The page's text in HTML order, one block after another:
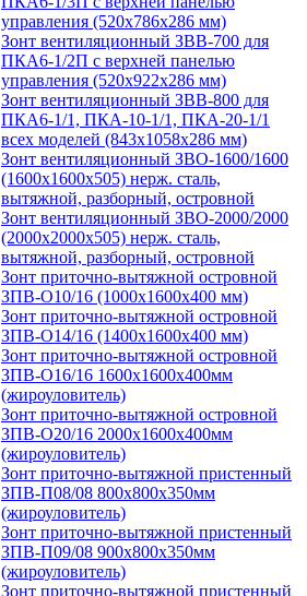
управления (520х786х286 мм)
Зонт вентиляционный ЗВВ-700 для
ПКА6-1/2П с верхней панелью
управления (520х922х286 мм)
Зонт вентиляционный ЗВВ-800 для
ПКА6-1/1, ПКА-10-1/1, ПКА-20-1/1
всех моделей (843х1058х286 мм)
Зонт вентиляционный ЗВО-1600/1600
(1600х1600х505) нерж. сталь,
вытяжной, разборный, островной
Зонт вентиляционный ЗВО-2000/2000
(2000х2000х505) нерж. сталь,
вытяжной, разборный, островной
Зонт приточно-вытяжной островной
ЗПВ-О10/16 (1000х1600х400 мм)
Зонт приточно-вытяжной островной
ЗПВ-О14/16 (1400х1600х400 мм)
Зонт приточно-вытяжной островной
ЗПВ-О16/16 1600х1600х400мм
(жироуловитель)
Зонт приточно-вытяжной островной
ЗПВ-О20/16 2000х1600х400мм
(жироуловитель)
Зонт приточно-вытяжной пристенный
ЗПВ-П08/08 800х800х350мм
(жироуловитель)
Зонт приточно-вытяжной пристенный
ЗПВ-П09/08 900х800х350мм
(жироуловитель)
Зонт приточно-вытяжной пристенный